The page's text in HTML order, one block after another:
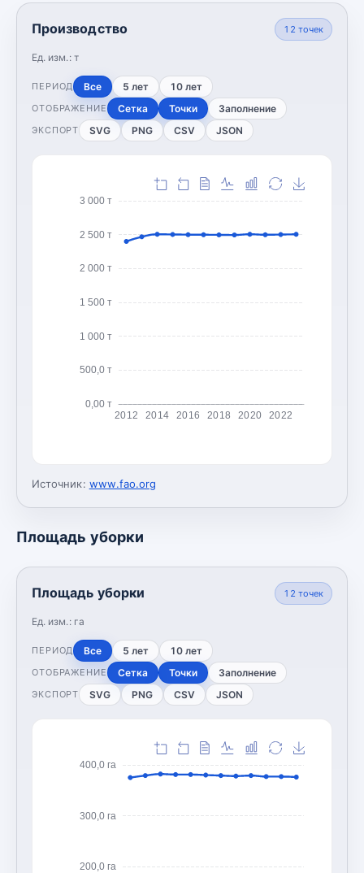
Производство
Ед. изм.: т
12 точек
ПЕРИОД Все 5 лет 10 лет
ОТОБРАЖЕНИЕ Сетка Точки Заполнение
ЭКСПОРТ SVG PNG CSV JSON
0,00 т
500,0 т
1 000 т
1 500 т
2 000 т
2 500 т
3 000 т
2012 2014 2016 2018 2020 2022
Источник: www.fao.org
Площадь уборки
Площадь уборки
Ед. изм.: га
12 точек
ПЕРИОД Все 5 лет 10 лет
ОТОБРАЖЕНИЕ Сетка Точки Заполнение
ЭКСПОРТ SVG PNG CSV JSON
200,0 га
300,0 га
400,0 га